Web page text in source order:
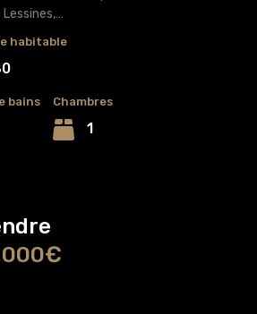
Lessines,…
habitable
bains Chambres
1